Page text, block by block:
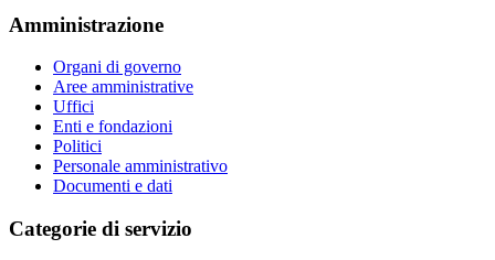
Amministrazione
Organi di governo
Aree amministrative
Uffici
Enti e fondazioni
Politici
Personale amministrativo
Documenti e dati
Categorie di servizio